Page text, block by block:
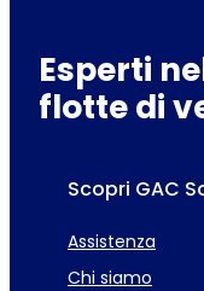
Esperti
flotte di
Scopri GAC
Assistenza
Chi siamo